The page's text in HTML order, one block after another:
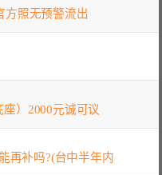
方照无预警流出
）2000元诚可议
再补吗?(台中半年内